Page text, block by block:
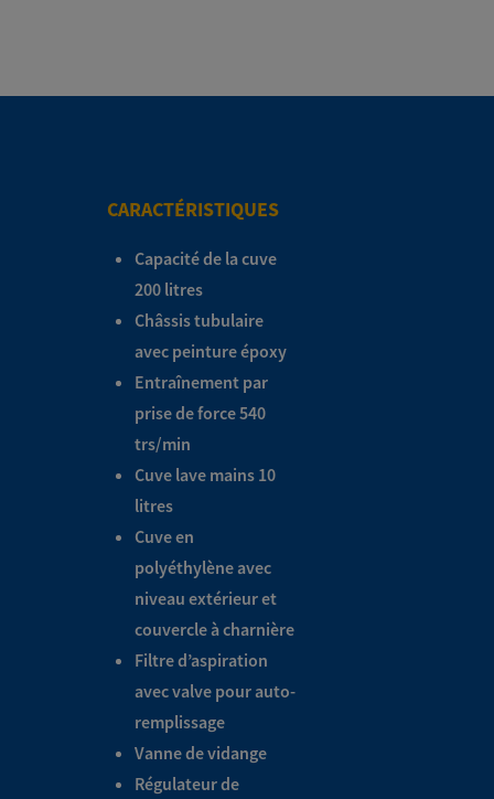
CARACTÉRISTIQUES
Capacité de la cuve
200 litres
Châssis tubulaire
avec peinture époxy
Entraînement par
prise de force 540
trs/min
Cuve lave mains 10
litres
Cuve en
polyéthylène avec
niveau extérieur et
couvercle à charnière
Filtre d’aspiration
avec valve pour auto-
remplissage
Vanne de vidange
Régulateur de